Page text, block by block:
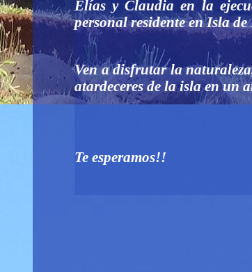
Elías y Claudia en la
personal residente en Isla de
Ven a disfrutar la
atardeceres de la isla en un
Te esperamos!!